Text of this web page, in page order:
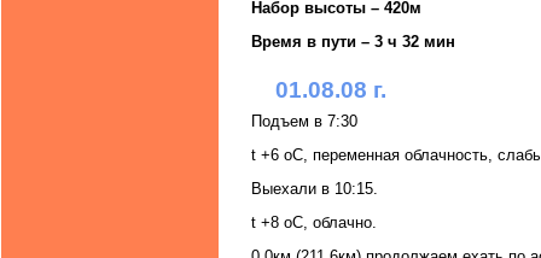
Набор высоты – 420м
Время в пути – 3 ч 32 мин
01.08.08 г.
Подъем в 7:30
t +6 oC, переменная облачность,
Выехали в 10:15.
t +8 oC, облачно.